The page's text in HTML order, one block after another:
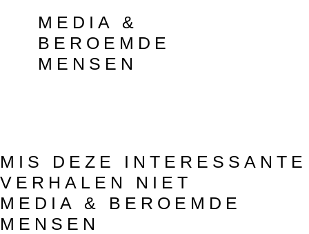
MEDIA &
BEROEMDE
MENSEN
MIS DEZE INTERESSANTE
VERHALEN NIET
MEDIA & BEROEMDE
MENSEN